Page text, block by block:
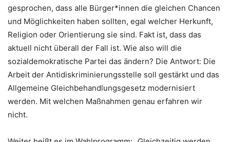
gesprochen, dass alle Bürger*innen die gleichen Chancen
und Möglichkeiten haben sollten, egal welcher Herkunft,
Religion oder Orientierung sie sind. Fakt ist, dass das
aktuell nicht überall der Fall ist. Wie also will die
sozialdemokratische Partei das ändern? Die Antwort: Die
Arbeit der Antidiskriminierungsstelle soll gestärkt und das
Allgemeine Gleichbehandlungsgesetz modernisiert
werden. Mit welchen Maßnahmen genau erfahren wir
nicht.